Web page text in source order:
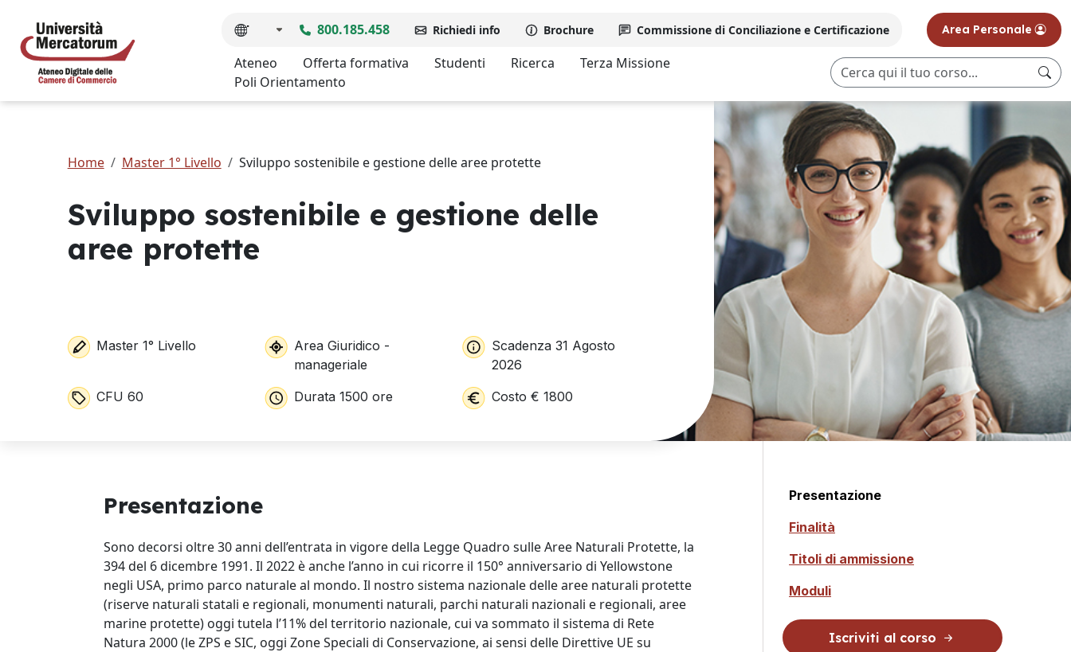
800.185.458 Richiedi info Brochure Commissione di Conciliazione e Certificazione Area Personale
Ateneo Offerta formativa Studenti Ricerca
Terza Missione
Poli Orientamento
Home Master 1° Livello Sviluppo sostenibile e gestione delle aree protette
Sviluppo sostenibile e gestione delle
aree protette
Master 1° Livello
Area Giuridico -
manageriale
Scadenza 31 Agosto
2026
CFU 60
Durata 1500 ore Costo € 1800
Presentazione
Sono decorsi oltre 30 anni dell’entrata in vigore della Legge Quadro sulle Aree Naturali Protette, la
394 del 6 dicembre 1991. Il 2022 è anche l’anno in cui ricorre il 150° anniversario di Yellowstone
negli USA, primo parco naturale al mondo. Il nostro sistema nazionale delle aree naturali protette
(riserve naturali statali e regionali, monumenti naturali, parchi naturali nazionali e regionali, aree
marine protette) oggi tutela l’11% del territorio nazionale, cui va sommato il sistema di Rete
Natura 2000 (le ZPS e SIC, oggi Zone Speciali di Conservazione, ai sensi delle Direttive UE su
Presentazione
Finalità
Titoli di ammissione
Moduli
Iscriviti al corso